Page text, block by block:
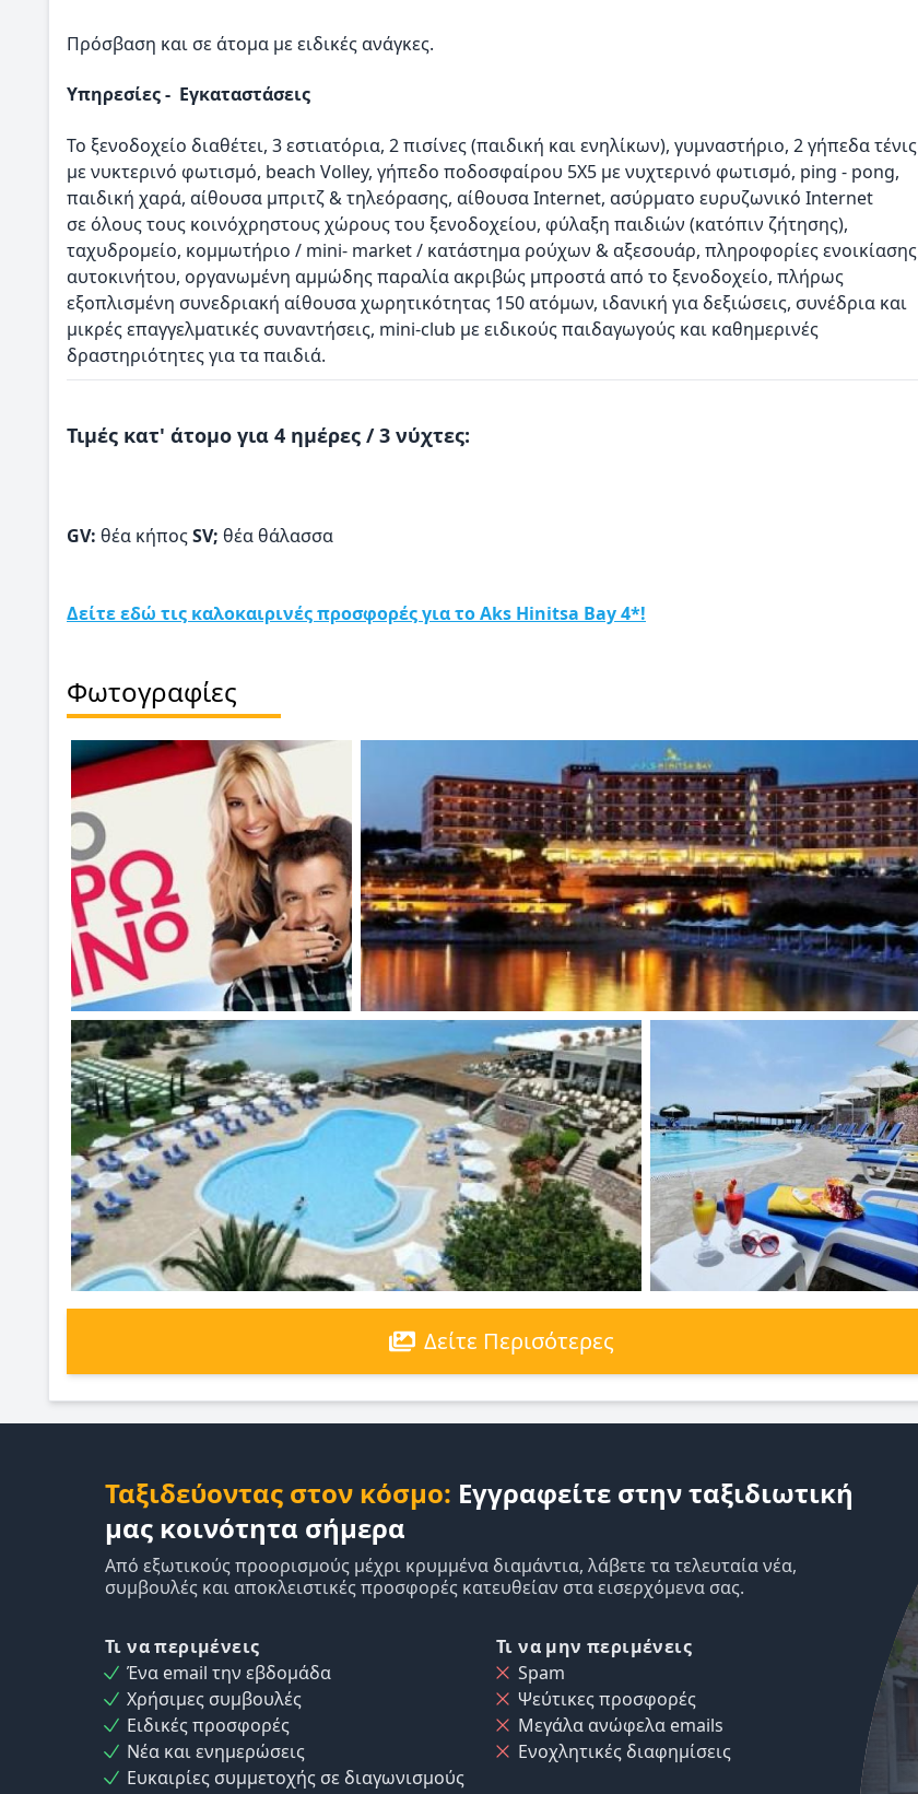
Πρόσβαση και σε άτομα με ειδικές ανάγκες.
Υπηρεσίες - Εγκαταστάσεις
Το ξενοδοχείο διαθέτει, 3 εστιατόρια, 2 πισίνες (παιδική και ενηλίκων), γυμναστήριο, 2 γήπεδα τένις
με νυκτερινό φωτισμό, beach Volley, γήπεδο ποδοσφαίρου 5Χ5 με νυχτερινό φωτισμό, ping - pong,
παιδική χαρά, αίθουσα μπριτζ & τηλεόρασης, αίθουσα Internet, ασύρματο ευρυζωνικό Internet
σε όλους τους κοινόχρηστους χώρους του ξενοδοχείου, φύλαξη παιδιών (κατόπιν ζήτησης),
ταχυδρομείο, κομμωτήριο / mini- market / κατάστημα ρούχων & αξεσουάρ, πληροφορίες ενοικίασης
αυτοκινήτου, οργανωμένη αμμώδης παραλία ακριβώς μπροστά από το ξενοδοχείο, πλήρως
εξοπλισμένη συνεδριακή αίθουσα χωρητικότητας 150 ατόμων, ιδανική για δεξιώσεις, συνέδρια και
μικρές επαγγελματικές συναντήσεις, mini-club με ειδικούς παιδαγωγούς και καθημερινές
δραστηριότητες για τα παιδιά.
Τιμές κατ' άτομο για 4 ημέρες / 3 νύχτες:
GV: θέα κήποςSV; θέα θάλασσα
Δείτε εδώ τις καλοκαιρινές προσφορές για το Aks Hinitsa Bay 4*!
Φωτογραφίες
Δείτε Περισότερες
Ταξιδεύοντας στον κόσμο: Εγγραφείτε στην ταξιδιωτική
μας κοινότητα σήμερα
Από εξωτικούς προορισμούς μέχρι κρυμμένα διαμάντια, λάβετε τα τελευταία νέα,
συμβουλές και αποκλειστικές προσφορές κατευθείαν στα εισερχόμενα σας.
Τι να περιμένεις
Ένα email την εβδομάδα
Χρήσιμες συμβουλές
Ειδικές προσφορές
Νέα και ενημερώσεις
Ευκαιρίες συμμετοχής σε διαγωνισμούς
Τι να μην περιμένεις
Spam
Ψεύτικες προσφορές
Μεγάλα ανώφελα emails
Ενοχλητικές διαφημίσεις